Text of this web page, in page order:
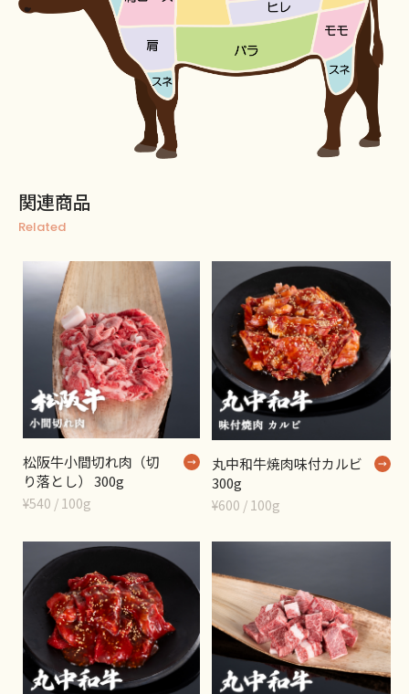
関連商品
Related
松阪牛小間切れ肉（切
り落とし） 300g
¥540 / 100g
丸中和牛焼肉味付カルビ
300g
¥600 / 100g